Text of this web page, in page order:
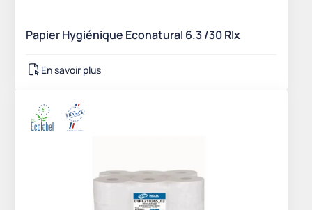
Papier Hygiénique Econatural 6.3 /30 Rlx
En savoir plus